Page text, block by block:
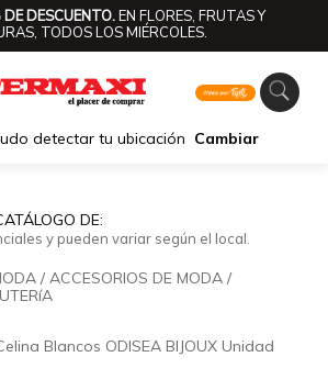
DESCUENTO.EN FLORES, FRUTAS Y
TODOS LOS MIÉRCOLES.
detectar tu ubicación Cambiar
DE:
y pueden variar según el local.
/ACCESORIOS DE MODA /